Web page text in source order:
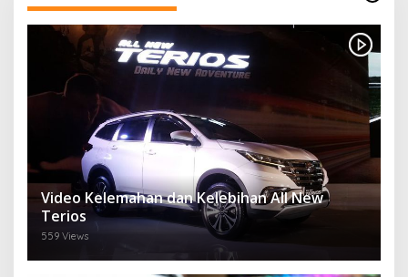
Video Kelemahan dan Kelebihan All New
Terios
559 Views